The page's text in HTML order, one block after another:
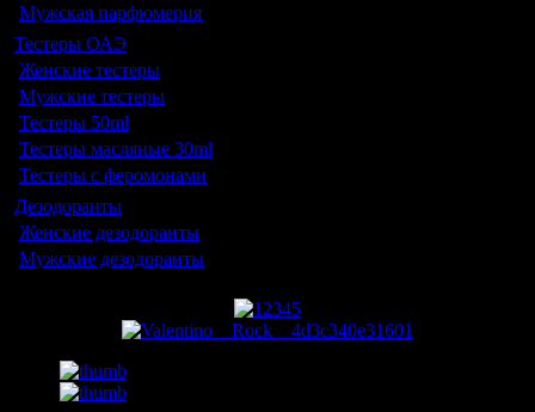
Мужская парфюмерия
Тестеры ОАЭ
Женские тестеры
Мужские тестеры
Тестеры 50ml
Тестеры масляные 30ml
Тестеры с феромонами
Дезодоранты
Женские дезодоранты
Мужские дезодоранты